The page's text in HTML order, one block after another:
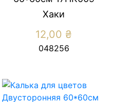
Хаки
12,00 ₴
048256